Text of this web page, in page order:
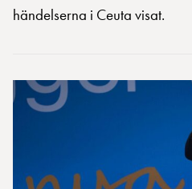
händelserna i Ceuta visat.